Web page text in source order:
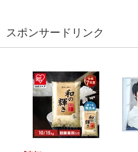
スポンサードリンク